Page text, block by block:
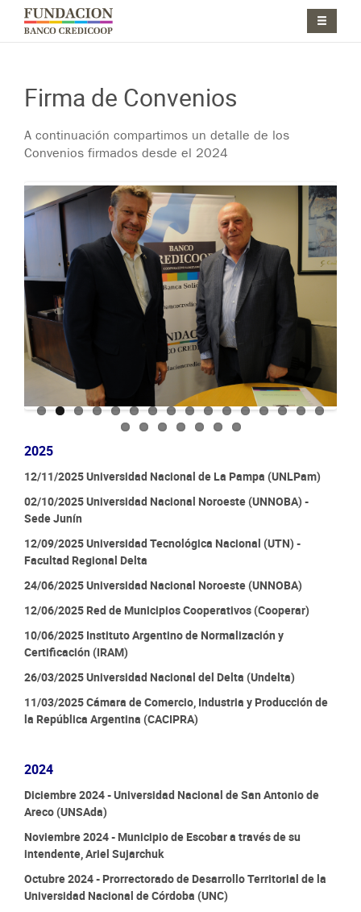
Pasar al contenido principal
Jump to main content
Firma de Convenios
A continuación compartimos un detalle de los
Convenios firmados desde el 2024
2025
12/11/2025 Universidad Nacional de La Pampa (UNLPam)
02/10/2025 Universidad Nacional Noroeste (UNNOBA) -
Sede Junín
12/09/2025 Universidad Tecnológica Nacional (UTN) -
Facultad Regional Delta
24/06/2025 Universidad Nacional Noroeste (UNNOBA)
12/06/2025 Red de Municipios Cooperativos (Cooperar)
10/06/2025 Instituto Argentino de Normalización y
Certificación (IRAM)
26/03/2025 Universidad Nacional del Delta (Undelta)
11/03/2025 Cámara de Comercio, Industria y Producción de
la República Argentina (CACIPRA)
2024
Diciembre 2024 - Universidad Nacional de San Antonio de
Areco (UNSAda)
Noviembre 2024 - Municipio de Escobar a través de su
intendente, Ariel Sujarchuk
Octubre 2024 - Prorrectorado de Desarrollo Territorial de la
Universidad Nacional de Córdoba (UNC)